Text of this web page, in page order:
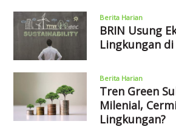
Berita Harian
BRIN Usung
Lingkungan di
Berita Harian
Tren Green
Milenial,
Lingkungan?